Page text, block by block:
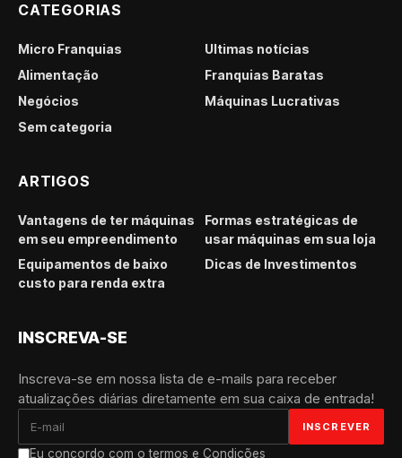
CATEGORIAS
Micro Franquias
Últimas notícias
Alimentação
Franquias Baratas
Negócios
Máquinas Lucrativas
Sem categoria
ARTIGOS
Vantagens de ter máquinas
em seu empreendimento
Formas estratégicas de
usar máquinas em sua loja
Equipamentos de baixo
custo para renda extra
Dicas de Investimentos
INSCREVA-SE
Inscreva-se em nossa lista de e-mails para receber
atualizações diárias diretamente em sua caixa de entrada!
Eu concordo com o termos e Condições